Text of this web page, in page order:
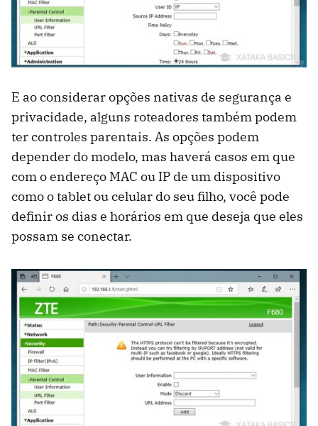
E ao considerar opções nativas de segurança e
privacidade, alguns roteadores também podem
ter controles parentais. As opções podem
depender do modelo, mas haverá casos em que
com o endereço MAC ou IP de um dispositivo
como o tablet ou celular do seu filho, você pode
definir os dias e horários em que deseja que eles
possam se conectar.